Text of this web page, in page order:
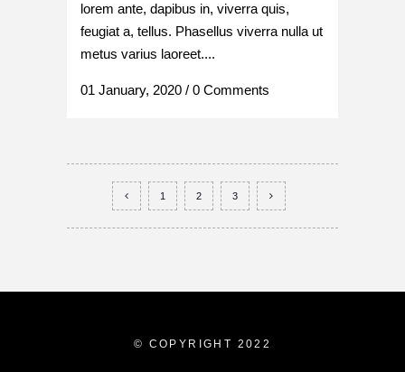
lorem ante, dapibus in, viverra quis,
feugiat a, tellus. Phasellus viverra nulla ut
metus varius laoreet....
01 January, 2020 / 0 Comments
1 2 3
© COPYRIGHT 2022